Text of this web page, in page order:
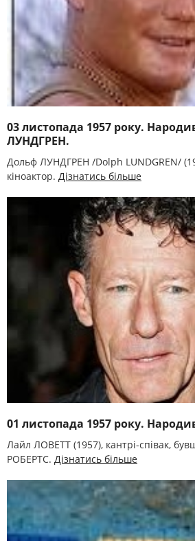
03 листопада 1957 року.
ЛУНДГРЕН.
Дольф ЛУНДГРЕН /Dolph LUNDGREN/
кіноактор. Дізнатись більше
01 листопада 1957 року.
Лайл ЛОВЕТТ (1957), кантрі-співак,
РОБЕРТС. Дізнатись більше